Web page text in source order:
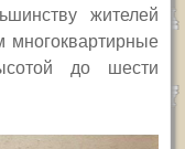
жителей
многоквартирные
до шести